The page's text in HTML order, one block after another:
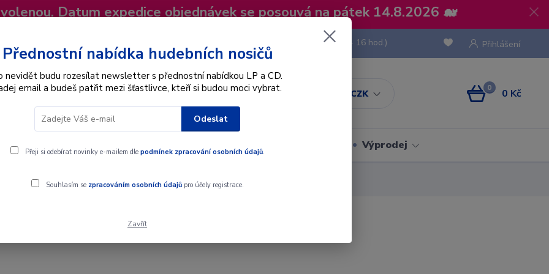
Datum expedice objednávek se posouvá na pátek 14.8.2026 🐋
CZK
Přihlášení
Hledat
(Po-Pá, 8 - 16 hod.)
0 0 Kč
Interpret Dárkové poukazy Výprodej
/ Je Mi Sedmnáct - SP / Vinyl
/ Je Mi Sedmnáct - SP / Vinyl
Přednostní nabídka hudebních nosičů
nevidět budu rozesílat newsletter s přednostní nabídkou LP a CD.
email a budeš patřit mezi šťastlivce, kteří si budou moci vybrat.
Odeslat
Přeji si odebírat novinky e-mailem dle podmínek zpracování osobních údajů.
Souhlasím se zpracováním osobních údajůpro účely registrace.
Zavřít